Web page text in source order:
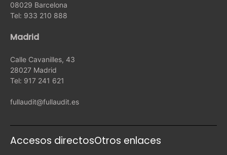
08029 Barcelona
Tel: 933 210 888
Madrid
Calle Cavanilles, 43
28027 Madrid
Tel: 917 241 621
fullaudit@fullaudit.es
Accesos directosOtros enlaces